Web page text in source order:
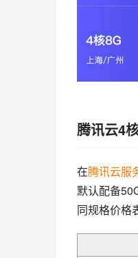
腾讯云4
在腾讯云服
默认配备
同规格价格